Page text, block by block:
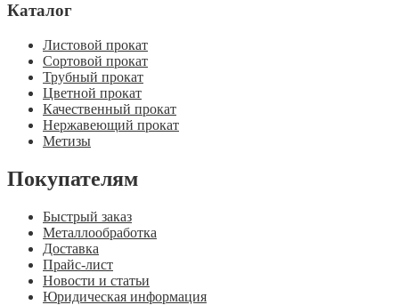
Каталог
Листовой прокат
Сортовой прокат
Трубный прокат
Цветной прокат
Качественный прокат
Нержавеющий прокат
Метизы
Покупателям
Быстрый заказ
Металлообработка
Доставка
Прайс-лист
Новости и статьи
Юридическая информация